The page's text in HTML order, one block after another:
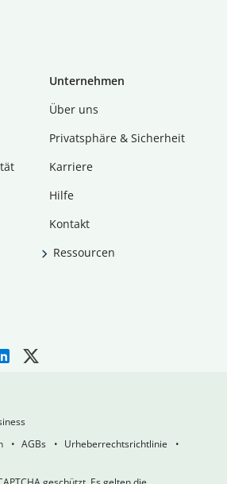
Unternehmen
Über uns
Privatsphäre & Sicherheit
Karriere
Hilfe
Kontakt
Ressourcen
AGBs
Urheberrechtsrichtlinie